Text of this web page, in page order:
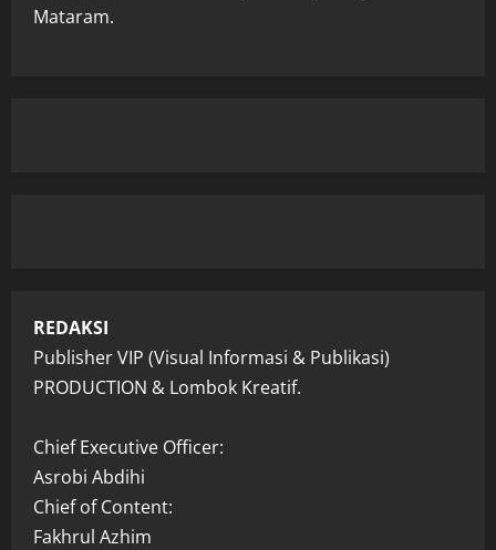
Mataram.
REDAKSI
Publisher VIP (Visual Informasi & Publikasi)
PRODUCTION & Lombok Kreatif.
Chief Executive Officer:
Asrobi Abdihi
Chief of Content:
Fakhrul Azhim